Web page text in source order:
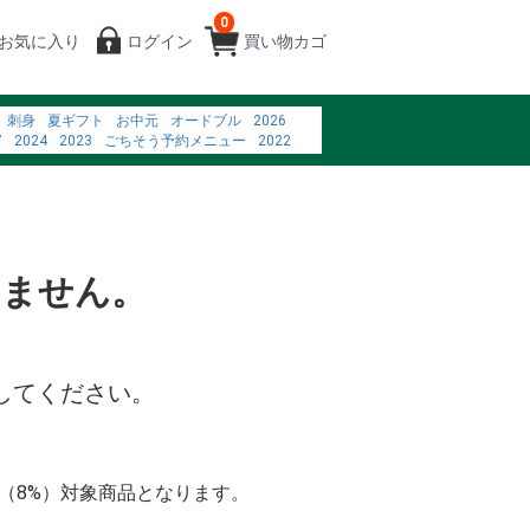
買い物カゴ
0
お気に入り ログイン
刺身 夏ギフト お中元 オードブル
2026
2024 2023 ごちそう予約メニュー
2022
せん。
ください。
）対象商品となります。